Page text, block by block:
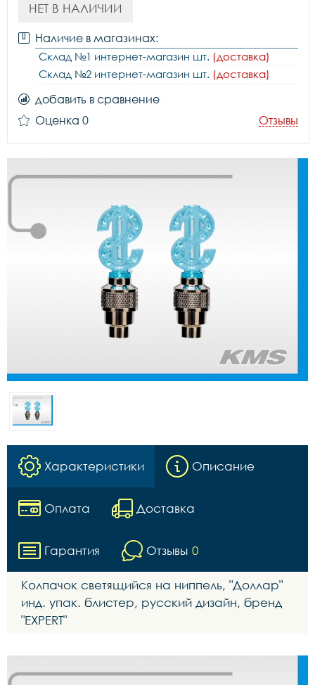
НЕТ В НАЛИЧИИ
Наличие в магазинах:
Склад №1 интернет-магазин шт. (доставка)
Склад №2 интернет-магазин шт. (доставка)
добавить в сравнение
Оценка 0
Отзывы
Характеристики Описание
Оплата Доставка
Гарантия Отзывы 0
Колпачок светящийся на ниппель, "Доллар"
инд. упак. блистер, русский дизайн, бренд
"EXPERT"